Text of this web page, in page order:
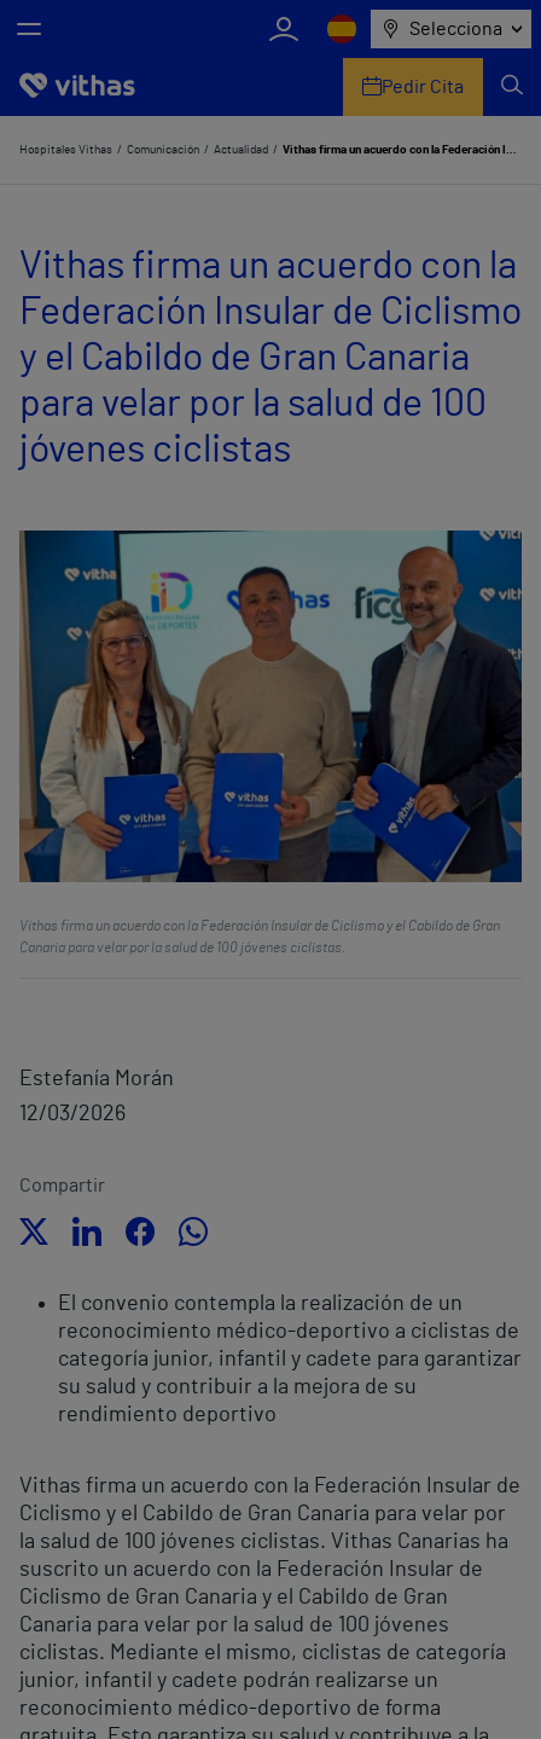
Selecciona
Nosotros
Servicios de salud
Equipo médico y asistencial
Información útil
Comunicación
Pedir Cita
Hospitales Vithas Comunicación Actualidad Vithas firma un acuerdo con la Federación Insular de Ciclismo y el Cabildo de Gran Canaria para velar por la salud de 100 jóvenes ciclistas
Vithas firma un acuerdo con la
Federación Insular de Ciclismo
y el Cabildo de Gran Canaria
para velar por la salud de 100
jóvenes ciclistas
Vithas firma un acuerdo con la Federación Insular de Ciclismo y el Cabildo de Gran
Canaria para velar por la salud de 100 jóvenes ciclistas.
Estefanía Morán
12/03/2026
Compartir
El convenio contempla la realización de un
reconocimiento médico-deportivo a ciclistas de
categoría junior, infantil y cadete para garantizar
su salud y contribuir a la mejora de su
rendimiento deportivo
Vithas firma un acuerdo con la Federación Insular de
Ciclismo y el Cabildo de Gran Canaria para velar por
la salud de 100 jóvenes ciclistas. Vithas Canarias ha
suscrito un acuerdo con la Federación Insular de
Ciclismo de Gran Canaria y el Cabildo de Gran
Canaria para velar por la salud de 100 jóvenes
ciclistas. Mediante el mismo, ciclistas de categoría
junior, infantil y cadete podrán realizarse un
reconocimiento médico-deportivo de forma